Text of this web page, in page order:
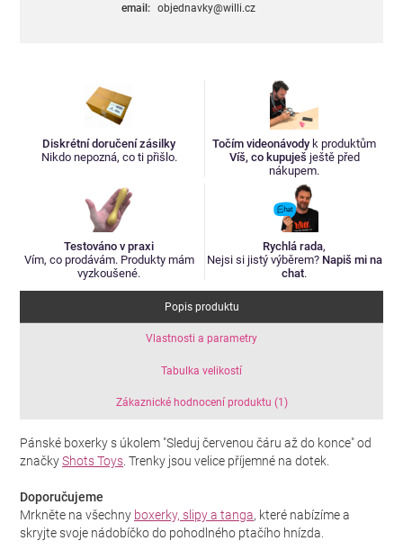
email: objednavky@willi.cz
Diskrétní doručení zásilky
Nikdo nepozná, co ti přišlo.
Točím videonávody k produktům
Víš, co kupuješ ještě před
nákupem.
Testováno v praxi
Vím, co prodávám. Produkty mám
vyzkoušené.
Rychlá rada,
Nejsi si jistý výběrem? Napiš mi na
chat.
Popis produktu
Vlastnosti a parametry
Tabulka velikostí
Zákaznické hodnocení produktu (1)
Pánské boxerky s úkolem "Sleduj červenou čáru až do konce" od
značkyShots Toys. Trenky jsou velice příjemné na dotek.
Doporučujeme
Mrkněte na všechny boxerky, slipy a tanga, které nabízíme a
skryjte svoje nádobíčko do pohodlného ptačího hnízda.